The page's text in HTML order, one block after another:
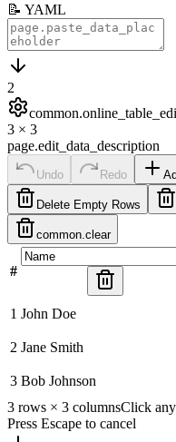
📝 YAML
2
3 × 3
page.edit_data_description
Undo Redo
Delete Empty Rows
common.clear
#
1 John Doe
2 Jane Smith
3 Bob Johnson
3 rows × 3 columnsClick any
Press Escape to cancel